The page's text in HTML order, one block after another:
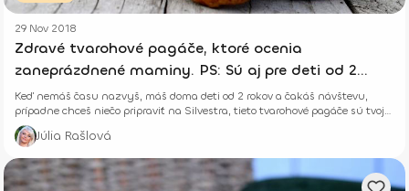
29 Nov 2018
Zdravé tvarohové pagáče, ktoré ocenia
zaneprázdnené maminy. PS: Sú aj pre deti od 2
rokov
Keď nemáš času nazvyš, máš doma deti od 2 rokov a čakáš návštevu,
prípadne chceš niečo pripraviť na Silvestra, tieto tvarohové pagáče sú tvoja
voľba.
Júlia Rašlová